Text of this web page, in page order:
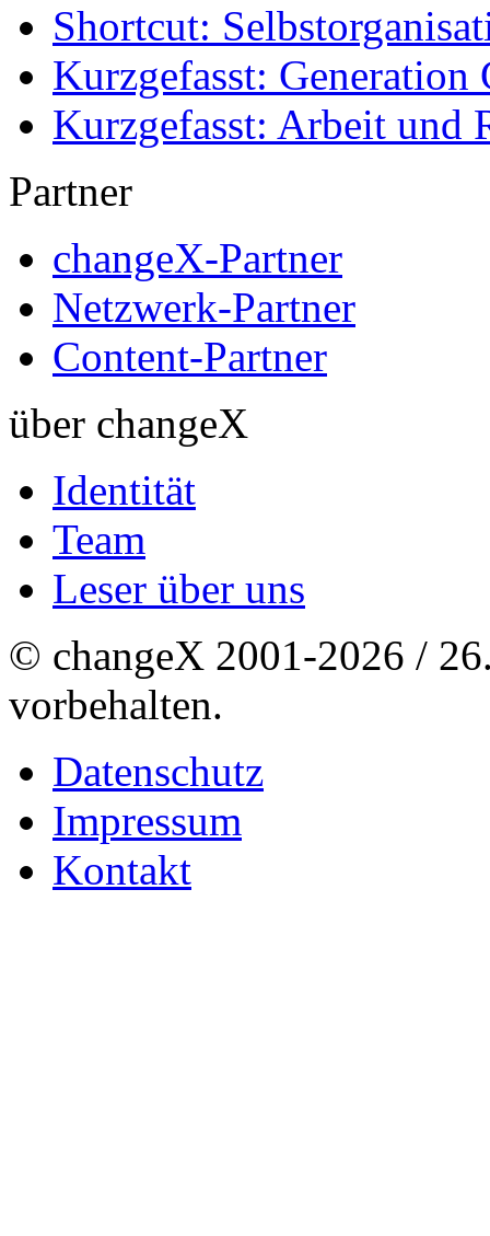
Shortcut:
Kurzgefasst: Generation
Kurzgefasst: Arbeit und
Partner
changeX-Partner
Netzwerk-Partner
Content-Partner
über changeX
Identität
Team
Leser über uns
© changeX 2001-2026 /
vorbehalten.
Datenschutz
Impressum
Kontakt